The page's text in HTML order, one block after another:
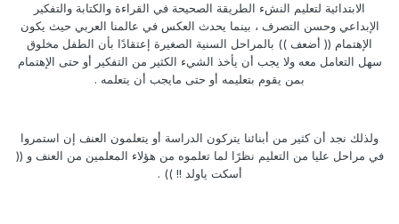
الابتدائية لتعليم النشء الطريقة الصحيحة في القراءة والكتابة والتفكير
الإبداعي وحسن التصرف ، بينما يحدث العكس في عالمنا العربي حيث يكون
الإهتمام (( أضعف )) بالمراحل السنية الصغيرة إعتقادًا بأن الطفل مخلوق
سهل التعامل معه ولا يجب أن يأخذ الشيء الكثير من التفكير أو حتى الإهتمام
بمن يقوم بتعليمه أو حتى مايجب أن يتعلمه .
ولذلك نجد أن كثير من أبنائنا يتركون الدراسة أو يتعلمون العنف إن استمروا
في مراحل عليا من التعليم نظرًا لما تعلموه من هؤلاء المعلمين من العنف و ((
أسكت ياولد !! )) .